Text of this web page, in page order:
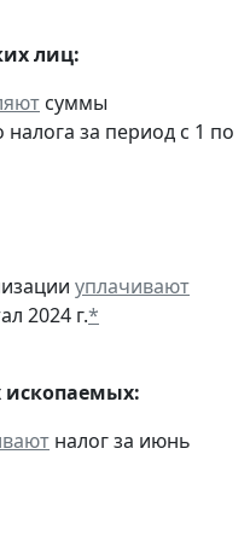
лиц:
суммы
за период с 1 по
уплачивают
2024 г.*
ископаемых:
налог за июнь